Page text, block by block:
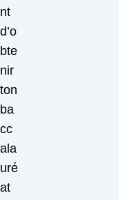
nt
d’o
bte
nir
ton
ba
cc
ala
uré
at